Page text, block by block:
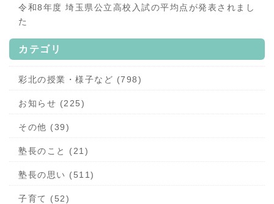
令和8年度 埼玉県公立高校入試の平均点が発表されまし
た
カテゴリ
彩北の授業・様子など (798)
お知らせ (225)
その他 (39)
塾長のこと (21)
塾長の思い (511)
子育て (52)